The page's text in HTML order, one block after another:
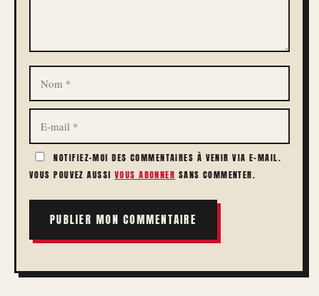
NOM
E-
MAIL
NOTIFIEZ-MOI DES COMMENTAIRES À VENIR VIA E-MAIL.
VOUS POUVEZ AUSSI VOUS ABONNER SANS COMMENTER.